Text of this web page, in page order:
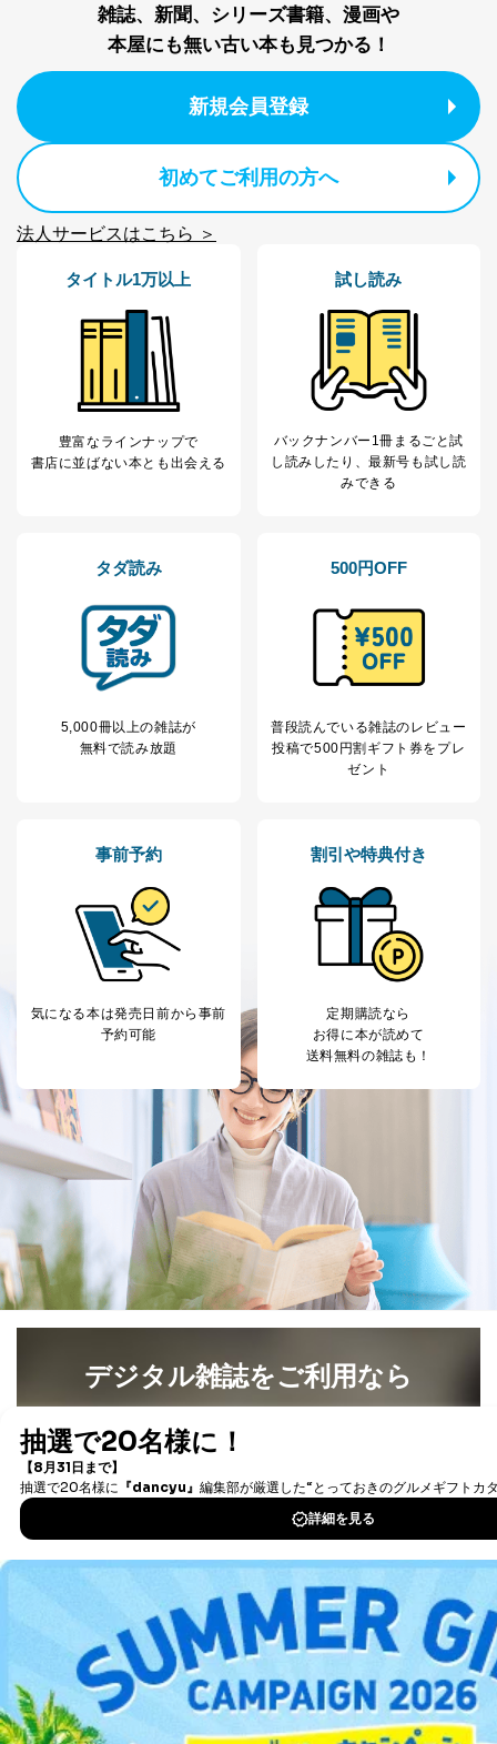
ソフトウェア等を導入し、自動更新 機能等の活用
により、これを最新状態としています。
情報システムの使用に伴う漏洩等の防止
メール等により個人データの含まれるファイルを
送信する場合に、当該ファイルへのパスワードを
個人情報保護マネジメントシステムの継続的改善
当社は、内部監査及びマネジメントレビューの機会を通
じて、個人情報保護マネジメントシステムを継続的に改
貴殿の個人情報及び当社の個人情報保護マネジメントシ
ステムに関するご相談及び苦情については以下までご連
絡ください。
適切、かつ迅速に対応させていただきます。
株式会社富士山マガジンサービス 個人情報問い合わせ
係
改訂：2025年2月20日
株式会社富士山マガジンサービス
代表取締役会長 西野 伸一郎
個人情報の取扱いについて
当社は以下の個人情報保護管理者を設置し、個人情報保
護管理者の責任のもと、個人情報を取得・アクセス・利
株式会社富士山マガジンサービス
個人情報保護管理者: 経営管理グループディレクター 前
田 嘉也
２．利用目的
りです。
利用目的
1
当社の定期購読サ
ービス等をご利用
の方の個人情報
購入商品の配送のため
商品代金回収のため
ｅメール等による商品、サービ
ス、キャンペーン等の広告の案内
のため
個人が特定できない形で取得した
閲覧履歴や購買履歴等の情報を分
析して、趣味・嗜好に
応じた新商品・サービスに関する
広告のため
当社にお問合わせ
いただいた方の個
人情報
お問い合わせ対応、トラブル対
処、オペレーター教育など応対品
質向上のため
当社カスタマーQ＆
Aサービス利用者
の確認のため
ｅメール等によるカスタマーQ＆A
サイトのサービス内容のご案内の
ため
ｅメール等による商品、サービ
るご案内のため
個人情報
採用選考、ご連絡のため
当社の従業者の個
人事、総務などの雇用管理等のた
6
パートナー（提携
企業）からの委託
により当社の
定期購読サービス
等をご利用の方の
個人情報
購入商品配送のため
提携企業及びお客様がご購入され
た商品の発売元企業からのｅメー
ル等による商品、
サービス、キャンペーン等の広告
に関するご案内のため
当社のサービス利用状況の把握お
雑誌、新聞、シリーズ書籍、漫画や
本屋にも無い古い本も見つかる！
新規会員登録
初めてご利用の方へ
法人サービスはこちら ＞
タイトル1万以上
豊富なラインナップで
書店に並ばない本とも出会える
試し読み
バックナンバー1冊まるごと試
し読み したり、最新号も試し読
みできる
タダ読み
5,000冊以上の雑誌が
無料で読み放題
500円OFF
普段読んでいる雑誌のレビュー
投稿で500円割ギフト券をプレ
ゼント
事前予約
気になる本は発売日前から事前
予約可能
割引や特典付き
定期購読なら
お得に本が読めて
送料無料の雑誌も！
デジタル雑誌をご利用なら
書籍）が無料で読み放題！
DOWNLOAD FOR IOS
DOWNLOAD FOR ANDROID
ご利用方法はこちら